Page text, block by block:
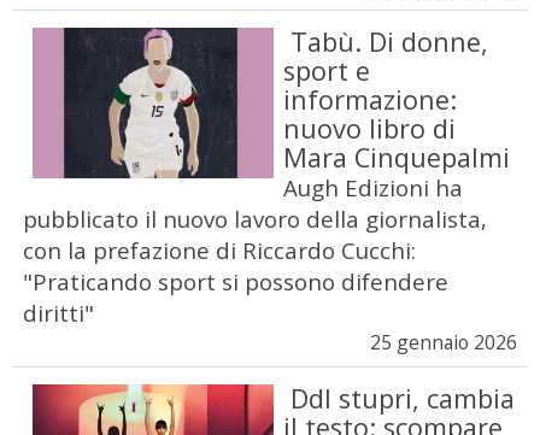
Tabù. Di donne,
sport e
informazione:
nuovo libro di
Mara Cinquepalmi
Augh Edizioni ha
pubblicato il nuovo lavoro della giornalista,
con la prefazione di Riccardo Cucchi:
"Praticando sport si possono difendere
diritti"
25 gennaio 2026
Ddl stupri, cambia
il testo: scompare